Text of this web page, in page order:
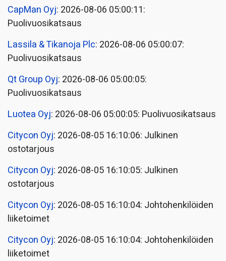
CapMan Oyj: 2026-08-06 05:00:11:
Puolivuosikatsaus
Lassila & Tikanoja Plc: 2026-08-06 05:00:07:
Puolivuosikatsaus
Qt Group Oyj: 2026-08-06 05:00:05:
Puolivuosikatsaus
Luotea Oyj: 2026-08-06 05:00:05: Puolivuosikatsaus
Citycon Oyj: 2026-08-05 16:10:06: Julkinen
ostotarjous
Citycon Oyj: 2026-08-05 16:10:05: Julkinen
ostotarjous
Citycon Oyj: 2026-08-05 16:10:04: Johtohenkilöiden
liiketoimet
Citycon Oyj: 2026-08-05 16:10:04: Johtohenkilöiden
liiketoimet